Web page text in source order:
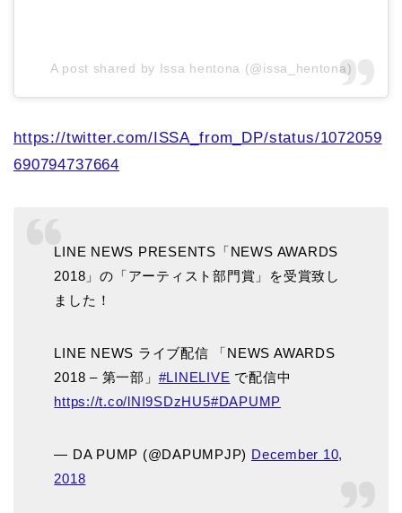
A post shared by Issa hentona (@issa_hentona)
https://twitter.com/ISSA_from_DP/status/1072059
690794737664
LINE NEWS PRESENTS「NEWS AWARDS
2018」の「アーティスト部門賞」を受賞致し
ました！
LINE NEWS ライブ配信 「NEWS AWARDS
2018 – 第一部」 #LINELIVE で配信中
https://t.co/lNI9SDzHU5#DAPUMP
— DA PUMP (@DAPUMPJP) December 10,
2018